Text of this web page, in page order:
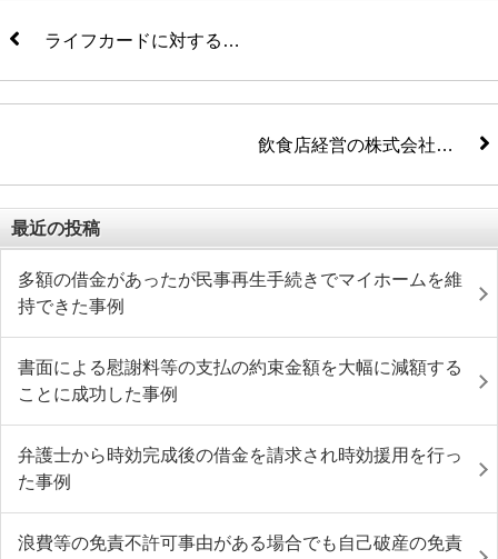
ライフカードに対する…
飲食店経営の株式会社…
最近の投稿
多額の借金があったが民事再生手続きでマイホームを維
持できた事例
書面による慰謝料等の支払の約束金額を大幅に減額する
ことに成功した事例
弁護士から時効完成後の借金を請求され時効援用を行っ
た事例
浪費等の免責不許可事由がある場合でも自己破産の免責